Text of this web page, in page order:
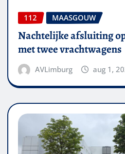
112 MAASGOUW
Nachtelijke afsluiting
met twee vrachtwagens
AVLimburg aug 1,